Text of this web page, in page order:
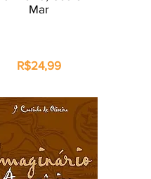
Mar
R$24,99